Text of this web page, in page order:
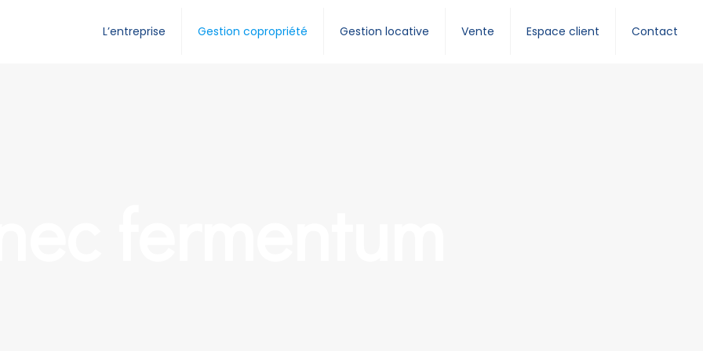
L’entreprise Gestion copropriété Gestion locative Vente Espace client Contact